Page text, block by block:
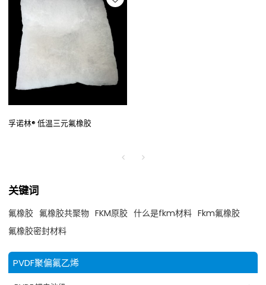
孚诺林® 低温三元氟橡胶
关键词
氟橡胶 氟橡胶共聚物 FKM原胶 什么是fkm材料 Fkm氟橡胶
氟橡胶密封材料
PVDF聚偏氟乙烯